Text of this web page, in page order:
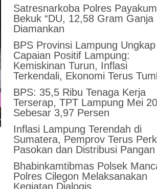
Satresnarkoba Polres
Bekuk “DU, 12,58 Gram Ganja
Diamankan
BPS Provinsi Lampung Ungkap
Capaian Positif Lampung:
Kemiskinan Turun, Inflasi
Terkendali, Ekonomi Terus
BPS: 35,5 Ribu Tenaga Kerja
Terserap, TPT Lampung Mei
Sebesar 3,97 Persen
Inflasi Lampung Terendah di
Sumatera, Pemprov Terus
Pasokan dan Distribusi Pangan
Bhabinkamtibmas Polsek
Polres Cilegon Melaksanakan
Kegiatan Dialogis